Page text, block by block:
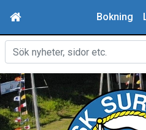
Bokning